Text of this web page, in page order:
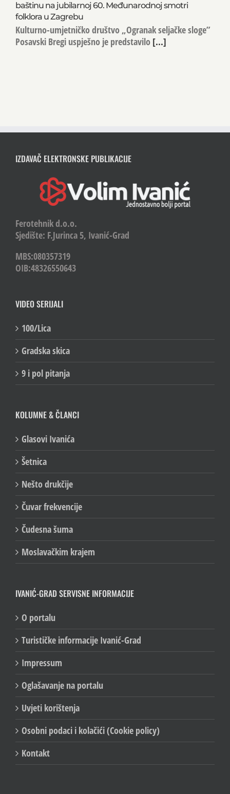
baštinu na jubilarnoj 60. Međunarodnoj smotri
folklora u Zagrebu
Kulturno-umjetničko društvo „Ogranak seljačke sloge”
Posavski Bregi uspješno je predstavilo [...]
IZDAVAČ ELEKTRONSKE PUBLIKACIJE
Ferotehnik d.o.o.
Sjedište: F.Jurinca 5, Ivanić-Grad
MBS:080357319
OIB:48326550643
VIDEO SERIJALI
100/Lica
Gradska skica
9 i pol pitanja
KOLUMNE & ČLANCI
Glasovi Ivanića
Šetnica
Nešto drukčije
Čuvar frekvencije
Čudesna šuma
Moslavačkim krajem
IVANIĆ-GRAD SERVISNE INFORMACIJE
O portalu
Turističke informacije Ivanić-Grad
Impressum
Oglašavanje na portalu
Uvjeti korištenja
Osobni podaci i kolačići (Cookie policy)
Kontakt